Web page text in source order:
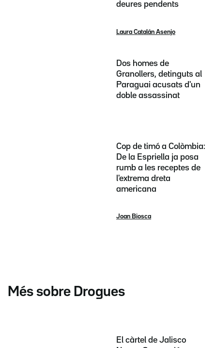
deures pendents
Laura Catalán Asenjo
Dos homes de
Granollers, detinguts al
Paraguai acusats d'un
doble assassinat
Cop de timó a Colòmbia:
De la Espriella ja posa
rumb a les receptes de
l'extrema dreta
americana
Joan Biosca
Més sobre Drogues
El càrtel de Jalisco